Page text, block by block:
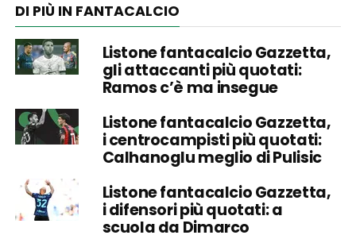
DI PIÙ IN FANTACALCIO
Listone fantacalcio Gazzetta,
gli attaccanti più quotati:
Ramos c’è ma insegue
Listone fantacalcio Gazzetta,
i centrocampisti più quotati:
Calhanoglu meglio di Pulisic
Listone fantacalcio Gazzetta,
i difensori più quotati: a
scuola da Dimarco